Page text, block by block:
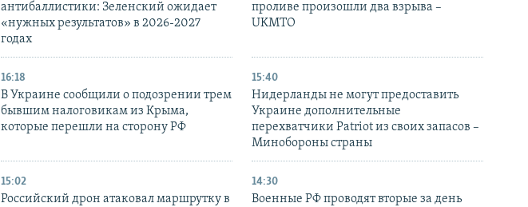
антибаллистики: Зеленский ожидает
«нужных результатов» в 2026-2027
годах
проливе произошли два взрыва –
UKMTO
16:18
В Украине сообщили о подозрении трем
бывшим налоговикам из Крыма,
которые перешли на сторону РФ
15:40
Нидерланды не могут предоставить
Украине дополнительные
перехватчики Patriot из своих запасов –
Минобороны страны
15:02
Российский дрон атаковал маршрутку в
14:30
Военные РФ проводят вторые за день